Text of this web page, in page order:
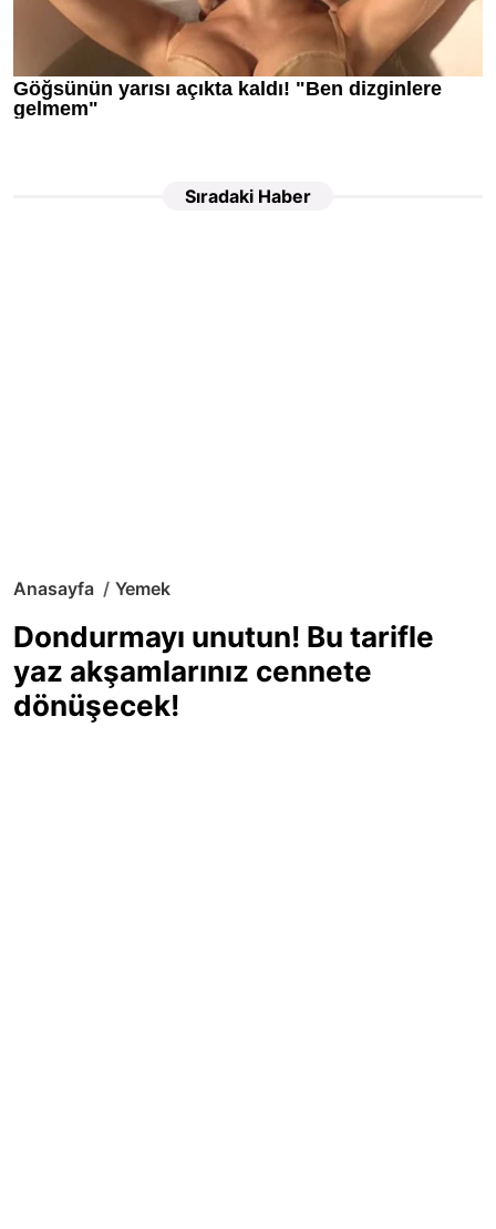
Sıradaki Haber
Anasayfa Yemek
Dondurmayı unutun! Bu tarifle
yaz akşamlarınız cennete
dönüşecek!